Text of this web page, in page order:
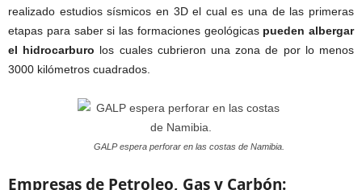
realizado estudios sísmicos en 3D el cual es una de las primeras
etapas para saber si las formaciones geológicas pueden albergar
el hidrocarburo los cuales cubrieron una zona de por lo menos
3000 kilómetros cuadrados.
GALP espera perforar en las costas de Namibia.
Empresas de Petroleo, Gas y Carbón: